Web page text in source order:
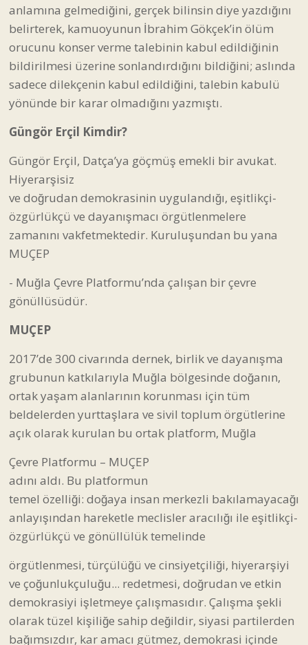
anlamına gelmediğini, gerçek bilinsin diye yazdığını
belirterek, kamuoyunun İbrahim Gökçek’in ölüm
orucunu konser verme talebinin kabul edildiğinin
bildirilmesi üzerine sonlandırdığını bildiğini; aslında
sadece dilekçenin kabul edildiğini, talebin kabulü
yönünde bir karar olmadığını yazmıştı.
Güngör Erçil Kimdir?
Güngör Erçil, Datça’ya göçmüş emekli bir avukat.
Hiyerarşisiz
ve doğrudan demokrasinin uygulandığı, eşitlikçi-
özgürlükçü ve dayanışmacı örgütlenmelere
zamanını vakfetmektedir. Kuruluşundan bu yana
MUÇEP
- Muğla Çevre Platformu’nda çalışan bir çevre
gönüllüsüdür.
MUÇEP
2017’de 300 civarında dernek, birlik ve dayanışma
grubunun katkılarıyla Muğla bölgesinde doğanın,
ortak yaşam alanlarının korunması için tüm
beldelerden yurttaşlara ve sivil toplum örgütlerine
açık olarak kurulan bu ortak platform, Muğla
Çevre Platformu – MUÇEP
adını aldı. Bu platformun
temel özelliği: doğaya insan merkezli bakılamayacağı
anlayışından hareketle meclisler aracılığı ile eşitlikçi-
özgürlükçü ve gönüllülük temelinde
örgütlenmesi, türçülüğü ve cinsiyetçiliği, hiyerarşiyi
ve çoğunlukçuluğu... redetmesi, doğrudan ve etkin
demokrasiyi işletmeye çalışmasıdır. Çalışma şekli
olarak tüzel kişiliğe sahip değildir, siyasi partilerden
bağımsızdır, kar amacı gütmez, demokrasi içinde